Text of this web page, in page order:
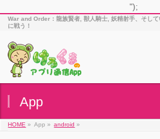
");
War and Order：龍族賢者, 獣人騎士, 妖精射手、そし
に戦う！
App
HOME » App » android »